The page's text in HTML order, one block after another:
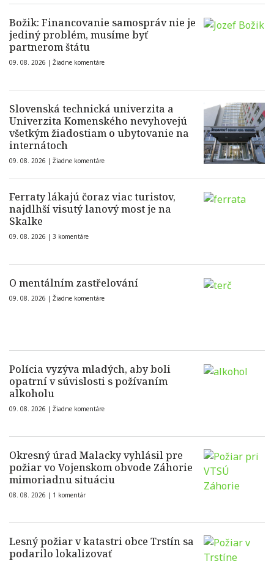
Božik: Financovanie samospráv nie je
jediný problém, musíme byť
partnerom štátu
09. 08. 2026 | Žiadne komentáre
Slovenská technická univerzita a
Univerzita Komenského nevyhovejú
všetkým žiadostiam o ubytovanie na
internátoch
09. 08. 2026 | Žiadne komentáre
Ferraty lákajú čoraz viac turistov,
najdlhší visutý lanový most je na
Skalke
09. 08. 2026 | 3 komentáre
O mentálním zastřelování
09. 08. 2026 | Žiadne komentáre
Polícia vyzýva mladých, aby boli
opatrní v súvislosti s požívaním
alkoholu
09. 08. 2026 | Žiadne komentáre
Okresný úrad Malacky vyhlásil pre
požiar vo Vojenskom obvode Záhorie
mimoriadnu situáciu
08. 08. 2026 | 1 komentár
Lesný požiar v katastri obce Trstín sa
podarilo lokalizovať